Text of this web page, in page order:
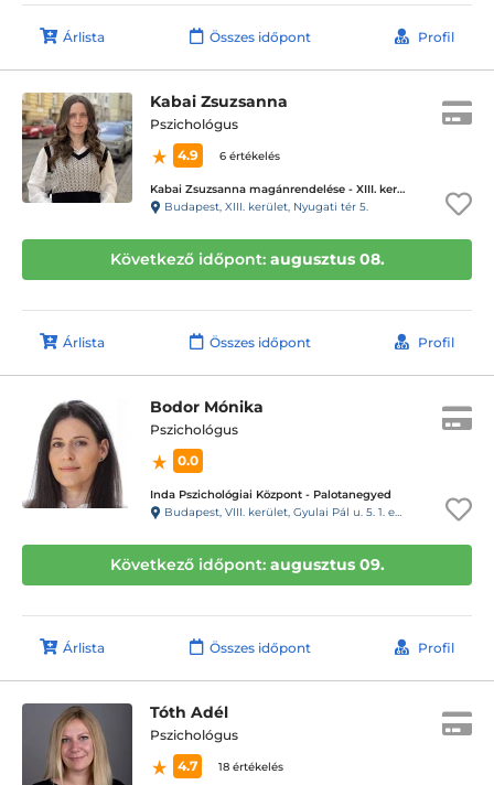
Árlista Összes időpont Profil
Kabai Zsuzsanna
Pszichológus
4.9
6 értékelés
Kabai Zsuzsanna magánrendelése - XIII. kerület
Budapest, XIII. kerület, Nyugati tér 5.
Következő időpont: augusztus 08.
Árlista Összes időpont Profil
Bodor Mónika
Pszichológus
0.0
Inda Pszichológiai Központ - Palotanegyed
Budapest, VIII. kerület, Gyulai Pál u. 5. 1. emelet 3., kapucsengő: INDA Pszi
Következő időpont: augusztus 09.
Árlista Összes időpont Profil
Tóth Adél
Pszichológus
4.7
18 értékelés